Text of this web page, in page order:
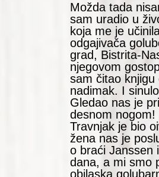
Možda tada
sam uradio u
koja me je
odgajivača
grad, Bistrita-
njegovom
sam čitao
nadimak. I
Gledao nas je
desnom
Travnjak je bio
žena nas je
o braći Janssen
dana, a mi smo
obilaska